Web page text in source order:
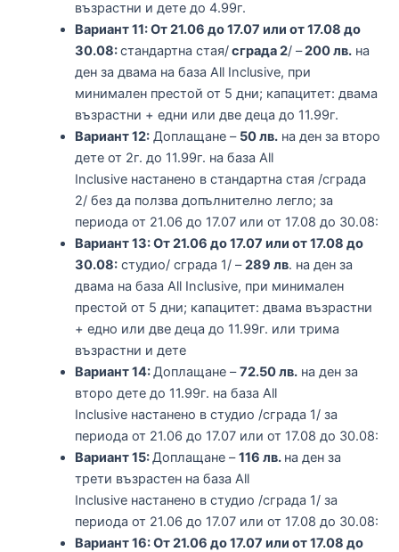
възрастни и дете до 4.99г.
Вариант 11: От 21.06 до 17.07 или от 17.08 до
30.08:стандартна стая/сграда 2/ –200 лв.на
ден за двама на база All Inclusive, при
минимален престой от 5 дни; капацитет: двама
възрастни + едни или две деца до 11.99г.
Вариант 12:Доплащане – 50 лв.на ден за второ
дете от 2г. до 11.99г. на база All
Inclusive настанено в стандартна стая /сграда
2/ без да ползва допълнително легло; за
периода от 21.06 до 17.07 или от 17.08 до 30.08:
Вариант 13: От 21.06 до 17.07 или от 17.08 до
30.08:студио/ сграда 1/ –289 лв. на ден за
двама на база All Inclusive, при минимален
престой от 5 дни; капацитет: двама възрастни
+ едно или две деца до 11.99г. или трима
възрастни и дете
Вариант 14:Доплащане –72.50 лв.на ден за
второ дете до 11.99г. на база All
Inclusive настанено в студио /сграда 1/ за
периода от 21.06 до 17.07 или от 17.08 до 30.08:
Вариант 15:Доплащане –116 лв. на ден за
трети възрастен на база All
Inclusive настанено в студио /сграда 1/ за
периода от 21.06 до 17.07 или от 17.08 до 30.08:
Вариант 16: От 21.06 до 17.07 или от 17.08 до